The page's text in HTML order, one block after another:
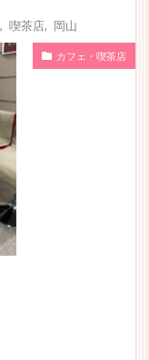
喫茶店 岡山
カフェ・喫茶店